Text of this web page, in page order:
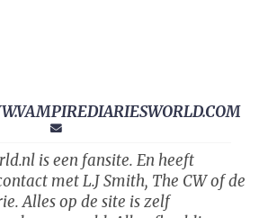
is een fansite. En heeft
met L.J Smith, The CW of de
Alles op de site is zelf